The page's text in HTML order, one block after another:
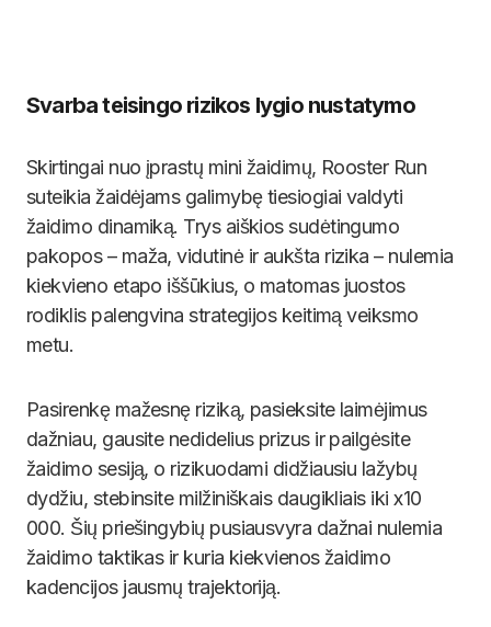
Svarba teisingo rizikos lygio nustatymo
Skirtingai nuo įprastų mini žaidimų, Rooster Run
suteikia žaidėjams galimybę tiesiogiai valdyti
žaidimo dinamiką. Trys aiškios sudėtingumo
pakopos – maža, vidutinė ir aukšta rizika – nulemia
kiekvieno etapo iššūkius, o matomas juostos
rodiklis palengvina strategijos keitimą veiksmo
metu.
Pasirenkę mažesnę riziką, pasieksite laimėjimus
dažniau, gausite nedidelius prizus ir pailgėsite
žaidimo sesiją, o rizikuodami didžiausiu lažybų
dydžiu, stebinsite milžiniškais daugikliais iki x10
000. Šių priešingybių pusiausvyra dažnai nulemia
žaidimo taktikas ir kuria kiekvienos žaidimo
kadencijos jausmų trajektoriją.